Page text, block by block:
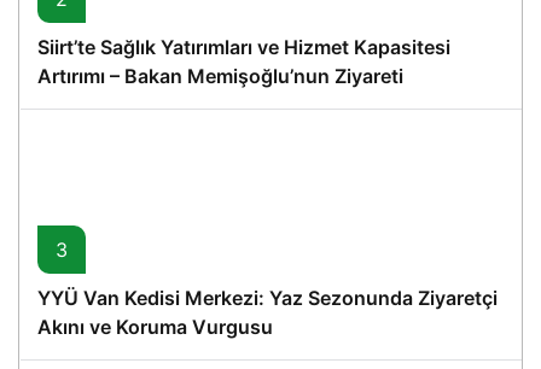
Siirt’te Sağlık Yatırımları ve Hizmet Kapasitesi
Artırımı – Bakan Memişoğlu’nun Ziyareti
3
YYÜ Van Kedisi Merkezi: Yaz Sezonunda Ziyaretçi
Akını ve Koruma Vurgusu